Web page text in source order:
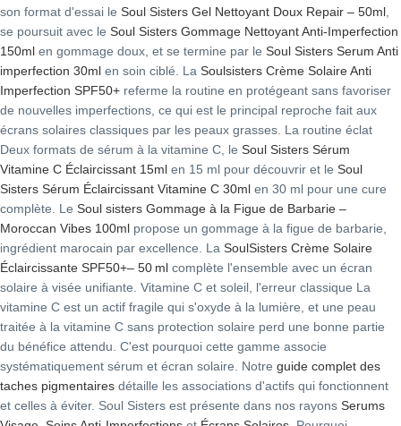
son format d'essai le Soul Sisters Gel Nettoyant Doux Repair – 50ml
se poursuit avec le Soul Sisters Gommage Nettoyant Anti-Imperfection
150ml en gommage doux, et se termine par le Soul Sisters Serum Anti
imperfection 30ml en soin ciblé. La Soulsisters Crème Solaire Anti
Imperfection SPF50+ referme la routine en protégeant sans favoriser
de nouvelles imperfections, ce qui est le principal reproche fait aux
écrans solaires classiques par les peaux grasses. La routine éclat
Deux formats de sérum à la vitamine C, le Soul Sisters Sérum
Vitamine C Éclaircissant 15ml en 15 ml pour découvrir et le Soul
Sisters Sérum Éclaircissant Vitamine C 30ml en 30 ml pour une cure
complète. Le Soul sisters Gommage à la Figue de Barbarie –
Moroccan Vibes 100ml propose un gommage à la figue de barbarie,
ingrédient marocain par excellence. La SoulSisters Crème Solaire
Éclaircissante SPF50+– 50 ml complète l'ensemble avec un écran
solaire à visée unifiante. Vitamine C et soleil, l'erreur classique La
vitamine C est un actif fragile qui s'oxyde à la lumière, et une peau
traitée à la vitamine C sans protection solaire perd une bonne partie
du bénéfice attendu. C'est pourquoi cette gamme associe
systématiquement sérum et écran solaire. Notre guide complet des
taches pigmentaires détaille les associations d'actifs qui fonctionnent
et celles à éviter. Soul Sisters est présente dans nos rayons Serums